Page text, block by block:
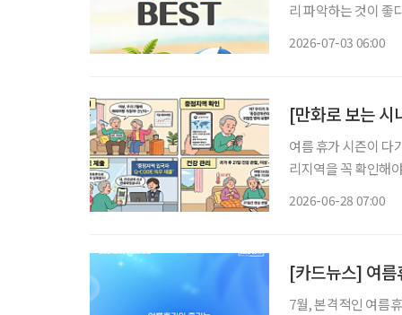
리 파악하는 것이 좋
2026-07-03 06:00
[만화로 보는 시
여름 휴가 시즌이 다
리지역을 꼭 확인해야 합니다. ​질병관리청이 전 세계 감염병 유
2026-06-28 07:00
[카드뉴스] 여름
7월, 본격적인 여름